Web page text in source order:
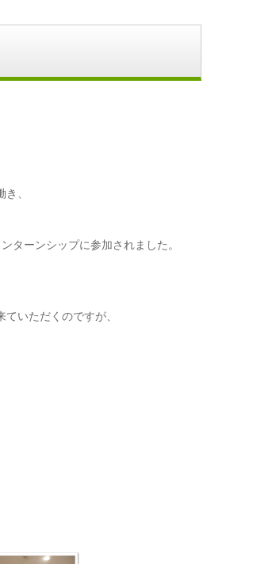
、
ターンシップに参加されました。
いただくのですが、